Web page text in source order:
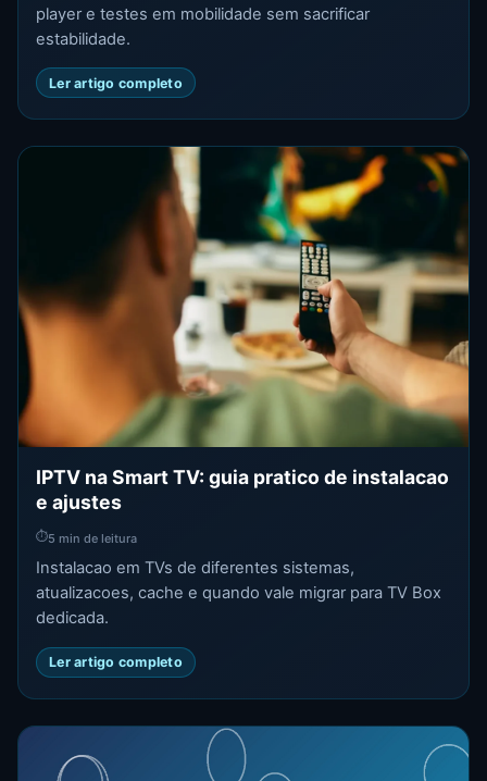
player e testes em mobilidade sem sacrificar
estabilidade.
Ler artigo completo
IPTV na Smart TV: guia pratico de instalacao
e ajustes
⏱5 min de leitura
Instalacao em TVs de diferentes sistemas,
atualizacoes, cache e quando vale migrar para TV Box
dedicada.
Ler artigo completo